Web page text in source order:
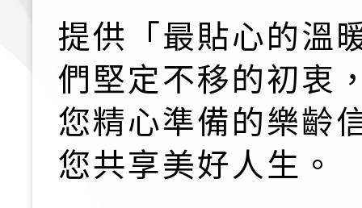
提供「最貼心的溫
們堅定不移的初衷
您精心準備的樂齡
您共享美好人生。